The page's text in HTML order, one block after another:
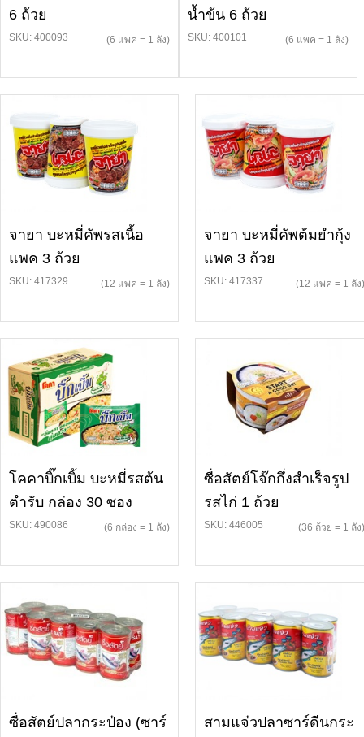
6 ถ้วย
SKU: 400093 (6 แพค = 1 ลัง)
น้ำข้น 6 ถ้วย
SKU: 400101 (6 แพค = 1 ลัง)
จายา บะหมี่คัพรสเนื้อ
แพค 3 ถ้วย
SKU: 417329 (12 แพค = 1 ลัง)
จายา บะหมี่คัพต้มยำกุ้ง
แพค 3 ถ้วย
SKU: 417337 (12 แพค = 1 ลัง)
โคคาบิ๊กเบิ้ม บะหมี่รสต้น
ตำรับ กล่อง 30 ซอง
SKU: 490086 (6 กล่อง = 1 ลัง)
ซื่อสัตย์โจ๊กกึ่งสำเร็จรูป
รสไก่ 1 ถ้วย
SKU: 446005 (36 ถ้วย = 1 ลัง)
ซื่อสัตย์ปลากระป๋อง (ซาร์
สามแจ๋วปลาซาร์ดีนกระ